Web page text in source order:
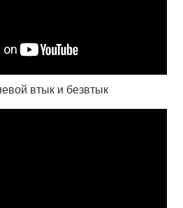
втык и безвтык